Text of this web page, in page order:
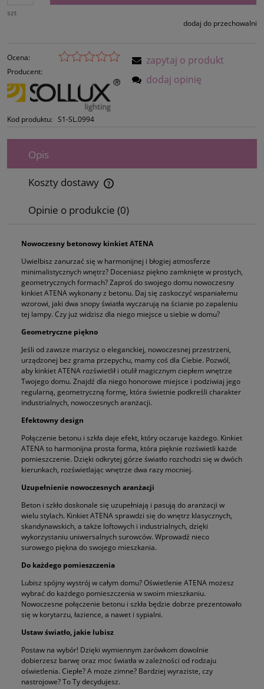
szt
dodaj do przechowalni
Ocena:
Producent:
Kod produktu: S1-SL.0994
zapytaj o produkt
dodaj opinię
Opis
Koszty dostawy
Cena nie zawiera ewentualnych kosztów płatności
Opinie o produkcie (0)
Nowoczesny betonowy kinkiet ATENA
Uwielbisz zanurzać się w harmonijnej i błogiej atmosferze
minimalistycznych wnętrz? Doceniasz piękno zamknięte w prostych,
geometrycznych formach? Zaproś do swojego domu nowoczesny
kinkiet ATENA wykonany z betonu. Daj się zaskoczyć wspaniałemu
wzorowi, jaki dwa snopy światła wyczarują na ścianie po zapaleniu
tej lampy. Czy już widzisz dla niego miejsce u siebie w domu?
Geometryczne piękno
Jeśli od zawsze marzysz o eleganckiej, nowoczesnej przestrzeni,
urządzonej bez grama przepychu, mamy coś dla Ciebie. Pozwól,
aby kinkiet ATENA rozświetlił i otulił magicznym ciepłem wnętrze
Twojego domu. Znajdź dla niego honorowe miejsce i podziwiaj jego
regularną, geometryczną formę, która świetnie podkreśli charakter
industrialnych, nowoczesnych aranżacji.
Efektowny design
Połączenie betonu i szkła daje efekt, który oczaruje każdego. Kinkiet
ATENA to harmonijna prosta forma, która pięknie rozświetli każde
pomieszczenie. Dzięki odkrytej górze światło rozchodzi się w dwóch
kierunkach, rozświetlając wnętrze dwa razy mocniej.
Uzupełnienie nowoczesnych aranżacji
Beton i szkło doskonale się uzupełniają i pasują do aranżacji w
wielu stylach. Kinkiet ATENA sprawdzi się do wnętrz klasycznych,
skandynawskich, a także loftowych i industrialnych, dzięki
wykorzystaniu uniwersalnych surowców. Wprowadź nieco
surowego piękna do swojego mieszkania.
Do każdego pomieszczenia
Lubisz spójny wystrój w całym domu? Oświetlenie ATENA możesz
wybrać do każdego pomieszczenia w swoim mieszkaniu.
Nowoczesne połączenie betonu i szkła będzie dobrze prezentowało
się w korytarzu, łazience, a nawet i sypialni.
Ustaw światło, jakie lubisz
Postaw na wybór! Dzięki wymiennym żarówkom dowolnie
dobierzesz barwę oraz moc światła w zależności od rodzaju
oświetlenia. Ciepłe? A może zimne? Bardziej wyraziste, czy
nastrojowe? To Ty decydujesz.